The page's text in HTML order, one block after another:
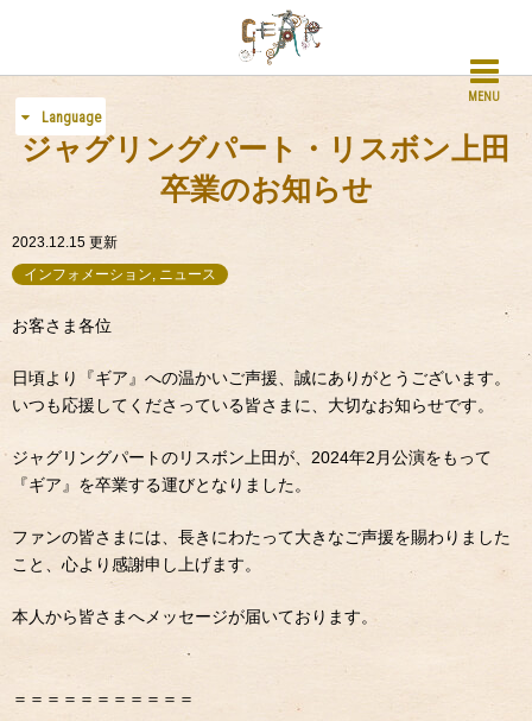
MENU
Language
ジャグリングパート・リスボン上田
卒業のお知らせ
2023.12.15 更新
インフォメーション, ニュース
お客さま各位
日頃より『ギア』への温かいご声援、誠にありがとうございます。
いつも応援してくださっている皆さまに、大切なお知らせです。
ジャグリングパートのリスボン上田が、2024年2月公演をもって
『ギア』を卒業する運びとなりました。
ファンの皆さまには、長きにわたって大きなご声援を賜わりました
こと、心より感謝申し上げます。
本人から皆さまへメッセージが届いております。
＝＝＝＝＝＝＝＝＝＝＝